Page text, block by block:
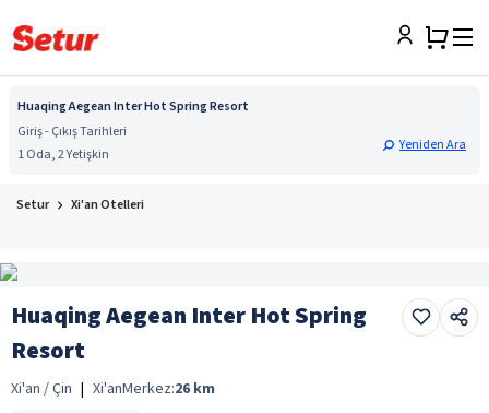
Huaqing Aegean Inter Hot Spring Resort
Giriş - Çıkış Tarihleri
1 Oda, 2 Yetişkin
Yeniden Ara
Setur Xi'an Otelleri
Huaqing Aegean Inter Hot Spring
Resort
Xi'an / Çin | Xi'anMerkez:26 km